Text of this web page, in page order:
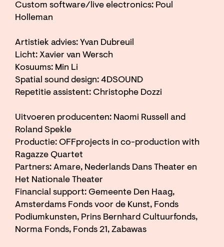
Custom software/live electronics: Poul
Holleman
Artistiek advies: Yvan Dubreuil
Licht: Xavier van Wersch
Kosuums: Min Li
Spatial sound design: 4DSOUND
Repetitie assistent: Christophe Dozzi
Uitvoeren producenten: Naomi Russell and
Roland Spekle
Productie: OFFprojects in co-production with
Ragazze Quartet
Partners: Amare, Nederlands Dans Theater en
Het Nationale Theater
Financial support: Gemeente Den Haag,
Amsterdams Fonds voor de Kunst, Fonds
Podiumkunsten, Prins Bernhard Cultuurfonds,
Norma Fonds, Fonds 21, Zabawas